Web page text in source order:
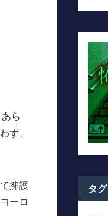
ら
ず、
擁護
ーロ
タグ